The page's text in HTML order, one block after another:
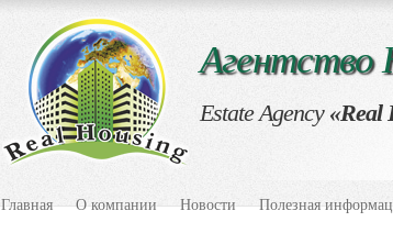
Estate Agency «Real
Главная О компании Новости Полезная